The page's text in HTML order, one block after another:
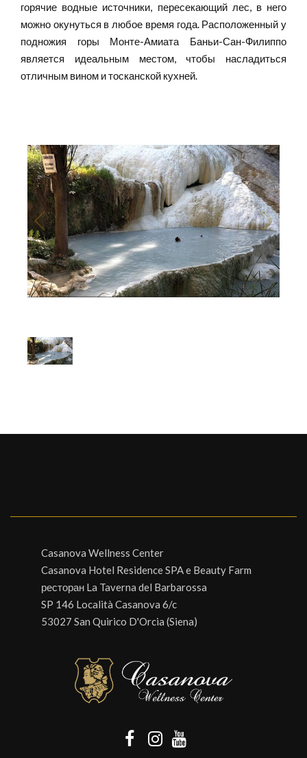
горячие водные источники, пересекающий лес, в него
можно окунуться в любое время года. Расположенный у
подножия горы Монте-Амиата Баньи-Сан-Филиппо
является идеальным местом, чтобы насладиться
отличным вином и тосканской кухней.
Casanova Wellness Center
Casanova Hotel Residence SPA e Beauty Farm
ресторан La Taverna del Barbarossa
SP 146 Località Casanova 6/c
53027 San Quirico D'Orcia (Siena)